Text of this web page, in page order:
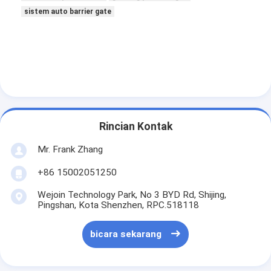
Tentang Kami
bicara sekarang
Turnstile Barrier Gate
Parkir Barrier Gate
sistem auto barrier gate
Rincian Kontak
Mr. Frank Zhang
+86 15002051250
Wejoin Technology Park, No 3 BYD Rd, Shijing,
Pingshan, Kota Shenzhen, RPC.518118
bicara sekarang